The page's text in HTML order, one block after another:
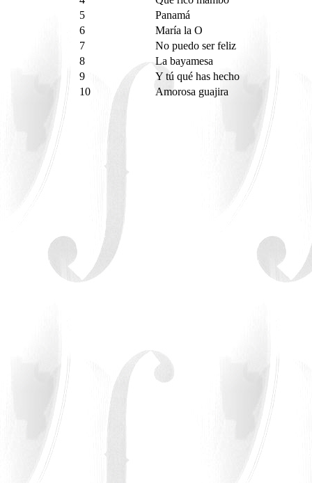
5
Panamá
6
María la O
7
No puedo ser feliz
8
La bayamesa
9
Y tú qué has hecho
10
Amorosa guajira